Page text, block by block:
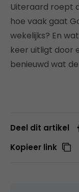
Uiteraard roept
hoe vaak gaat
wekelijks? En
keer uitligt door
benieuwd wat
Deel dit artikel
Kopieer link